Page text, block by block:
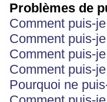
Problèmes de
Comment puis-
Comment puis-
Comment puis-
Comment puis-
Pourquoi ne